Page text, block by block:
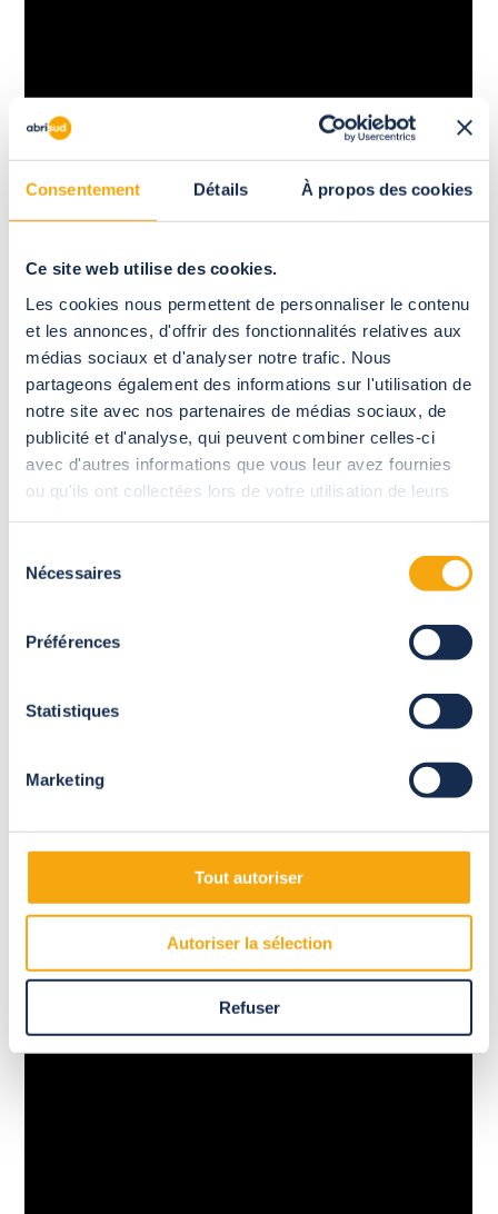
Consentement Détails À propos des cookies
Ce site web utilise des cookies.
Les cookies nous permettent de personnaliser le contenu
et les annonces, d'offrir des fonctionnalités relatives aux
médias sociaux et d'analyser notre trafic. Nous
partageons également des informations sur l'utilisation de
notre site avec nos partenaires de médias sociaux, de
publicité et d'analyse, qui peuvent combiner celles-ci
avec d'autres informations que vous leur avez fournies
ou qu'ils ont collectées lors de votre utilisation de leurs
Nécessaires
Préférences
Statistiques
Marketing
Tout autoriser
Autoriser la sélection
Refuser